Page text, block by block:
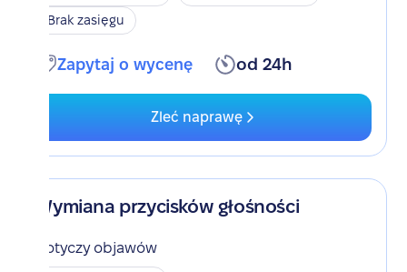
Brak zasięgu
Zapytaj o wycenę od 24h
Zleć naprawę
Wymiana przycisków głośności
Dotyczy objawów